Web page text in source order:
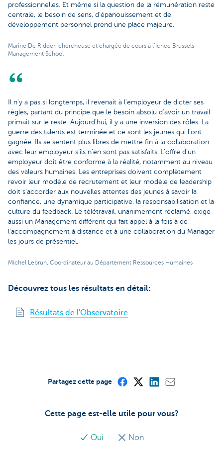
professionnelles. Et même si la question de la rémunération reste
centrale, le besoin de sens, d’épanouissement et de
développement personnel prend une place majeure.
Marine De Ridder, chercheuse et chargée de cours à l’Ichec Brussels
Management School
Il n’y a pas si longtemps, il revenait à l’employeur de dicter ses
règles, partant du principe que le besoin absolu d’avoir un travail
primait sur le reste. Aujourd’hui, il y a une inversion des rôles. La
guerre des talents est terminée et ce sont les jeunes qui l’ont
gagnée. Ils se sentent plus libres de mettre fin à la collaboration
avec leur employeur s’ils n’en sont pas satisfaits. L’offre d’un
employeur doit être conforme à la réalité, notamment au niveau
des valeurs humaines. Les entreprises doivent complètement
revoir leur modèle de recrutement et leur modèle de leadership
doit s’accorder aux nouvelles attentes des jeunes à savoir la
confiance, une dynamique participative, la responsabilisation et la
culture du feedback. Le télétravail, unanimement réclamé, exige
aussi un Management différent qui fait appel à la fois à de
l’accompagnement à distance et à une collaboration du Manager
les jours de présentiel.
Michel Lebrun, Coordinateur au Département Ressources Humaines
Découvrez tous les résultats en détail:
Résultats de l'Observatoire
Cette page est-elle utile pour vous?
Oui Non
Partagez cette page